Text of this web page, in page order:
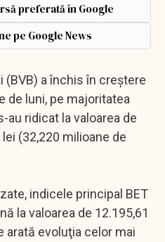
preferată în Google
pe Google News
(BVB) a închis în creştere
de luni, pe majoritatea
au ridicat la valoarea de
(32,220 milioane de
indicele principal BET
la valoarea de 12.195,61
arată evoluţia celor mai